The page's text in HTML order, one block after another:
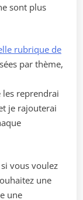
sont plus
rubrique de
par thème,
reprendrai
je rajouterai
vous voulez
une
une